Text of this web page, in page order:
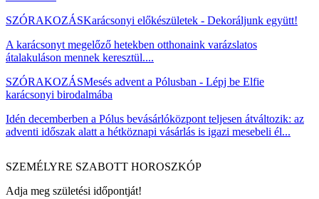
SZÓRAKOZÁSKarácsonyi előkészületek - Dekoráljunk együtt!
A karácsonyt megelőző hetekben otthonaink varázslatos
átalakuláson mennek keresztül....
SZÓRAKOZÁSMesés advent a Pólusban - Lépj be Elfie
karácsonyi birodalmába
Idén decemberben a Pólus bevásárlóközpont teljesen átváltozik: az
adventi időszak alatt a hétköznapi vásárlás is igazi mesebeli él...
SZEMÉLYRE SZABOTT HOROSZKÓP
Adja meg születési időpontját!